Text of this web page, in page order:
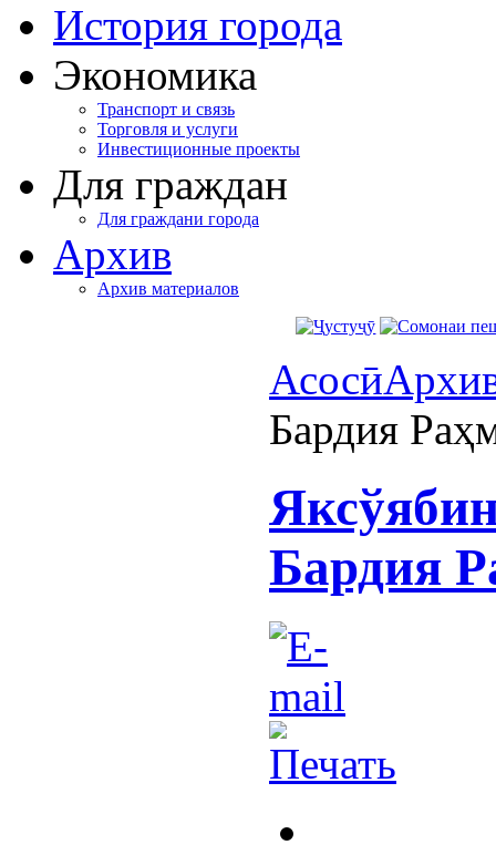
История города
Экономика
Транспорт и связь
Торговля и услуги
Инвестиционные проекты
Для граждан
Для граждани города
Архив
Архив материалов
Асосӣ
Бардия
Бардия